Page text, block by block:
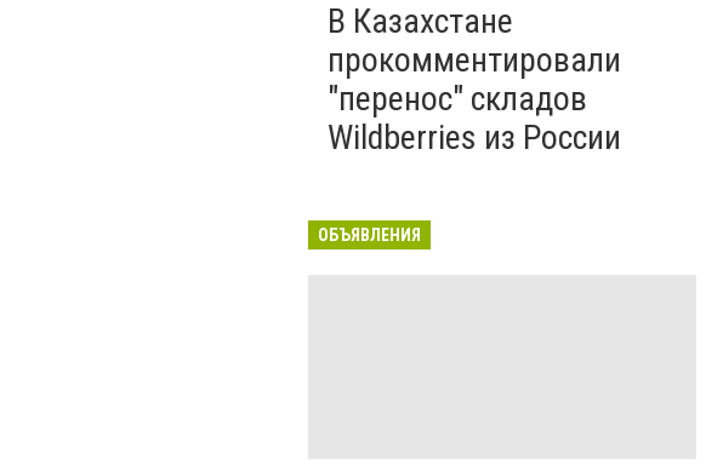
В Казахстане
прокомментировали
"перенос" складов
Wildberries из России
ОБЪЯВЛЕНИЯ